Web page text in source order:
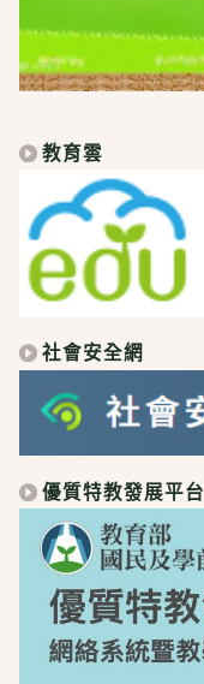
教育雲
社會安全網
優質特教發展平台